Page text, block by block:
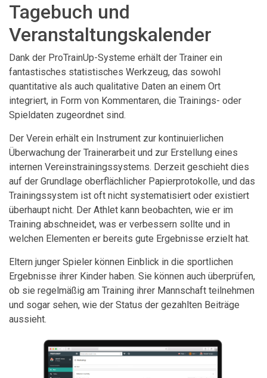
Tagebuch und
Veranstaltungskalender
Dank der ProTrainUp-Systeme erhält der Trainer ein
fantastisches statistisches Werkzeug, das sowohl
quantitative als auch qualitative Daten an einem Ort
integriert, in Form von Kommentaren, die Trainings- oder
Spieldaten zugeordnet sind.
Der Verein erhält ein Instrument zur kontinuierlichen
Überwachung der Trainerarbeit und zur Erstellung eines
internen Vereinstrainingssystems. Derzeit geschieht dies
auf der Grundlage oberflächlicher Papierprotokolle, und das
Trainingssystem ist oft nicht systematisiert oder existiert
überhaupt nicht. Der Athlet kann beobachten, wie er im
Training abschneidet, was er verbessern sollte und in
welchen Elementen er bereits gute Ergebnisse erzielt hat.
Eltern junger Spieler können Einblick in die sportlichen
Ergebnisse ihrer Kinder haben. Sie können auch überprüfen,
ob sie regelmäßig am Training ihrer Mannschaft teilnehmen
und sogar sehen, wie der Status der gezahlten Beiträge
aussieht.